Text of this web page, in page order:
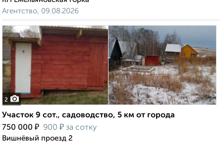
Агентство, 09.08.2026
2
Участок 9 сот., садоводство, 5 км от города
750 000 ₽ 900 ₽ за сотку
Вишнёвый проезд 2